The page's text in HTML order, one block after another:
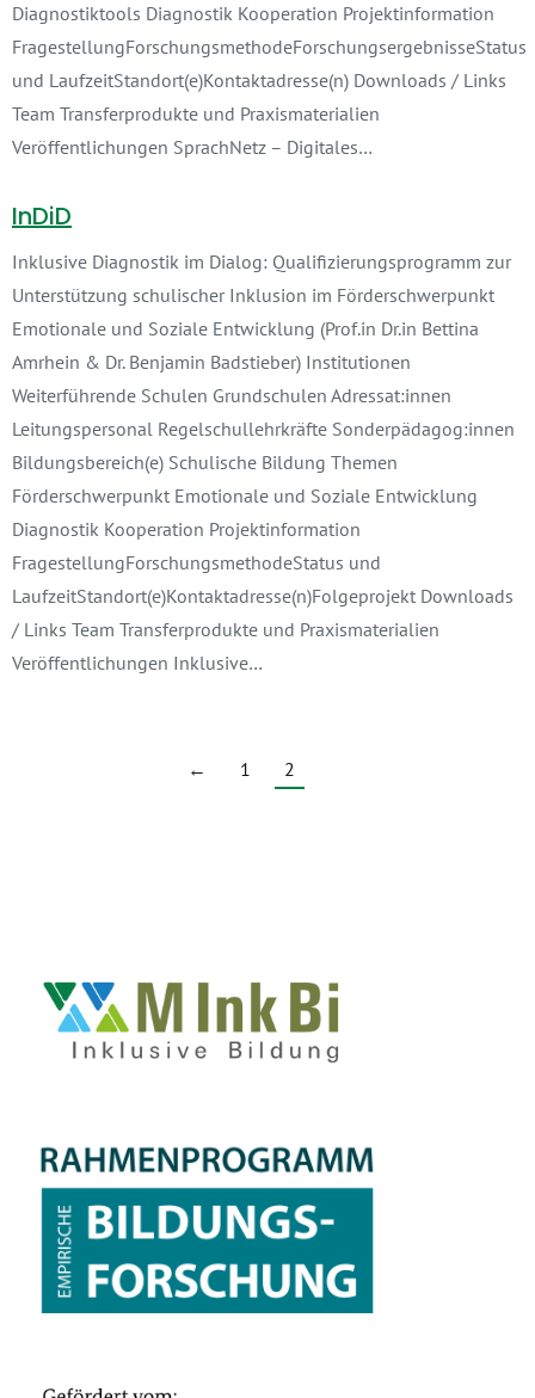
Diagnostiktools Diagnostik Kooperation Projektinformation
FragestellungForschungsmethodeForschungsergebnisseStatus
und LaufzeitStandort(e)Kontaktadresse(n) Downloads / Links
Team Transferprodukte und Praxismaterialien
Veröffentlichungen SprachNetz – Digitales…
InDiD
Inklusive Diagnostik im Dialog: Qualifizierungsprogramm zur
Unterstützung schulischer Inklusion im Förderschwerpunkt
Emotionale und Soziale Entwicklung (Prof.in Dr.in Bettina
Amrhein & Dr. Benjamin Badstieber) Institutionen
Weiterführende Schulen Grundschulen Adressat:innen
Leitungspersonal Regelschullehrkräfte Sonderpädagog:innen
Bildungsbereich(e) Schulische Bildung Themen
Förderschwerpunkt Emotionale und Soziale Entwicklung
Diagnostik Kooperation Projektinformation
FragestellungForschungsmethodeStatus und
LaufzeitStandort(e)Kontaktadresse(n)Folgeprojekt Downloads
/ Links Team Transferprodukte und Praxismaterialien
Veröffentlichungen Inklusive…
← 1 2